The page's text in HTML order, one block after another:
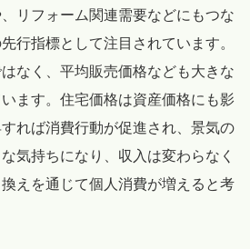
リフォーム関連需要などにもつな
行指標として注目されています。
なく、平均販売価格なども大きな
ます。住宅価格は資産価格にも影
れば消費行動が促進され、景気の
気持ちになり、収入は変わらなく
えを通じて個人消費が増えると考